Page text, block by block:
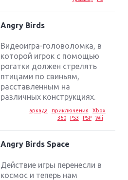
Angry Birds
Видеоигра-головоломка, в
которой игрок с помощью
рогатки должен стрелять
птицами по свиньям,
расставленным на
различных конструкциях.
аркада приключения
Xbox
360
PS3 PSP Wii
Angry Birds Space
Действие игры перенесли в
космос и теперь нам